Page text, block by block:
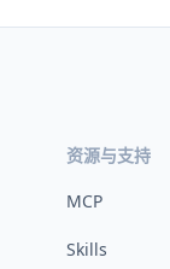
资源与支持
MCP
Skills